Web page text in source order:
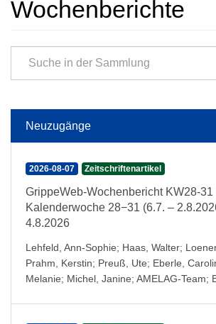
Wochenberichte
Neuzugänge
2026-08-07 Zeitschriftenartikel
GrippeWeb-Wochenbericht KW28-31
Kalenderwoche 28−31 (6.7. –
4.8.2026
Lehfeld, Ann-Sophie; Haas, Walter;
Prahm, Kerstin; Preuß, Ute; Eberle,
Melanie; Michel, Janine; AMELAG-Team;